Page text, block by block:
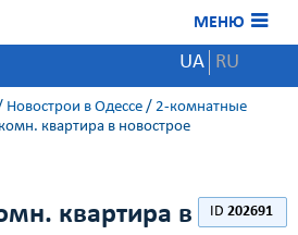
МЕНЮ
UA RU
Новострои в Одессе / 2-комнатные
квартира в новострое
квартира в
ID 202691